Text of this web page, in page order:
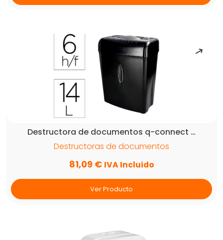
Destructora de documentos q-connect …
Destructoras de documentos
81,09 € IVA Incluido
Ver Producto